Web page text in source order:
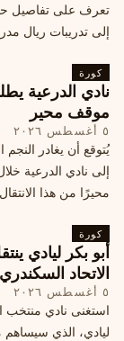
تعرف على تفاصيل
إلى تدريبات ريال
كورة
نادي الدرعية
موقف محير
٥ أغسطس ٢٠٢٦
يُتوقع أن يغادر النجم
إلى نادي الدرعية
محيرًا من هذا
كورة
أبو بكر ليادي
الاتحاد السكندري
٥ أغسطس ٢٠٢٦
استغنى نادي منتخب
ليادي، الذي